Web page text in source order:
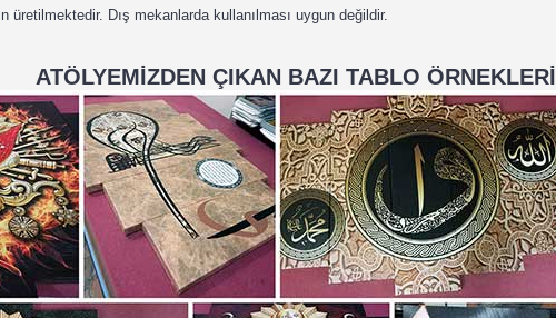
üretilmektedir. Dış mekanlarda kullanılması uygun değildir.
ATÖLYEMİZDEN ÇIKAN BAZI TABLO ÖRNEKLERİ